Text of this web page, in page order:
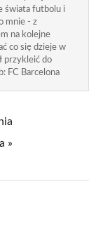
świata futbolu i
mnie - z
na kolejne
co się dzieje w
przykleić do
FC Barcelona
»